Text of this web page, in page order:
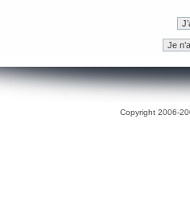
Copyright 2006-